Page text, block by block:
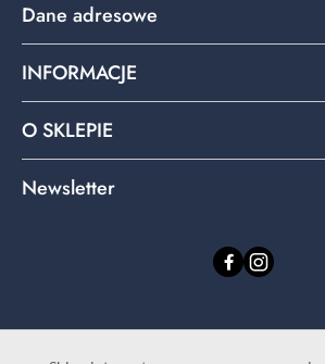
Dane adresowe
INFORMACJE
O SKLEPIE
Newsletter